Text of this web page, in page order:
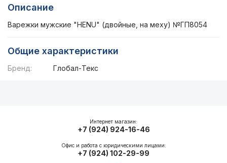
Описание
Варежки мужские "HENU" (двойные, на меху) №ГП8054
Общие характеристики
Бренд: Глобал-Текс
Интернет магазин:
+7 (924) 924-16-46
Офис и работа с юридическими лицами:
+7 (924) 102-29-99